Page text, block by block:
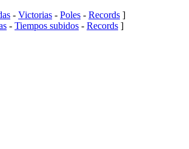
- Victorias - Poles - Records ]
- Tiempos subidos - Records ]